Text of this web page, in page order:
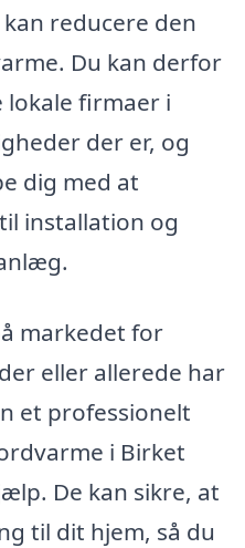
reducere den
Du kan derfor
lokale firmaer i
der er, og
dig med at
installation og
markedet for
eller allerede har
et professionelt
i Birket
De kan sikre, at
til dit hjem, så du